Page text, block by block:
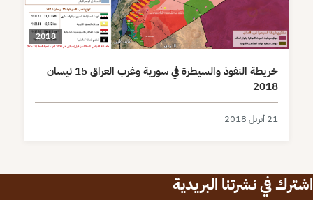
2018
خريطة النفوذ والسيطرة في سورية وغرب العراق 15 نيسان
2018
21 أبريل 2018
اشترك في نشرتنا البريدية